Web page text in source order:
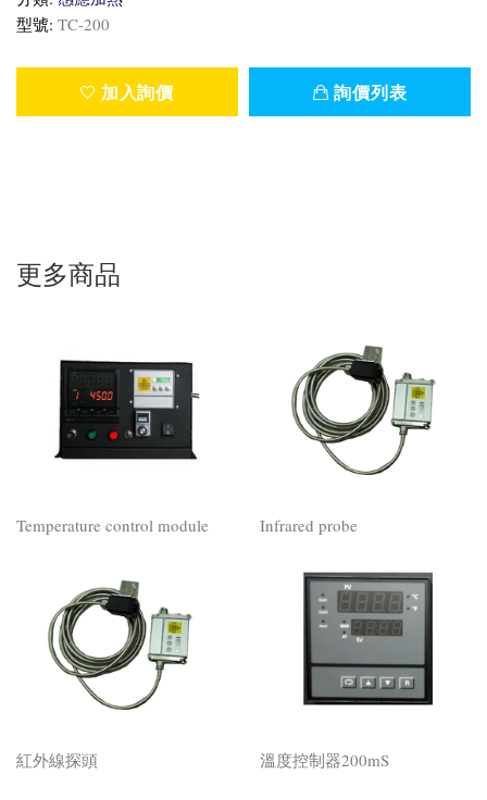
型號: TC-200
加入詢價 詢價列表
更多商品
Temperature control module Infrared probe
紅外線探頭 溫度控制器200mS